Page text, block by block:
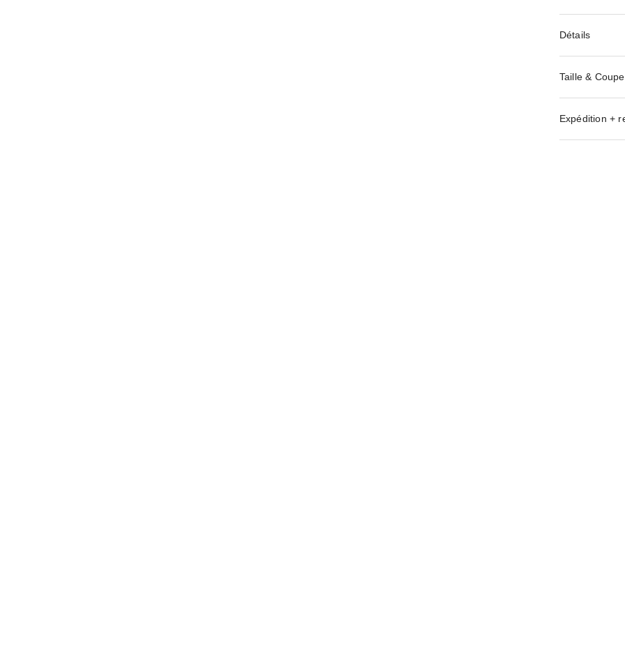
Détails
Taille & Coupe
Expédition +